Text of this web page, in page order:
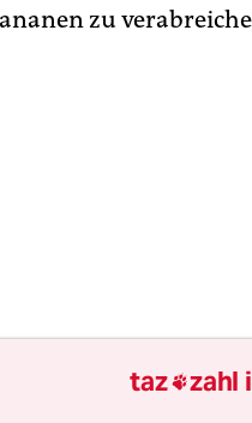
zu
taz zahl